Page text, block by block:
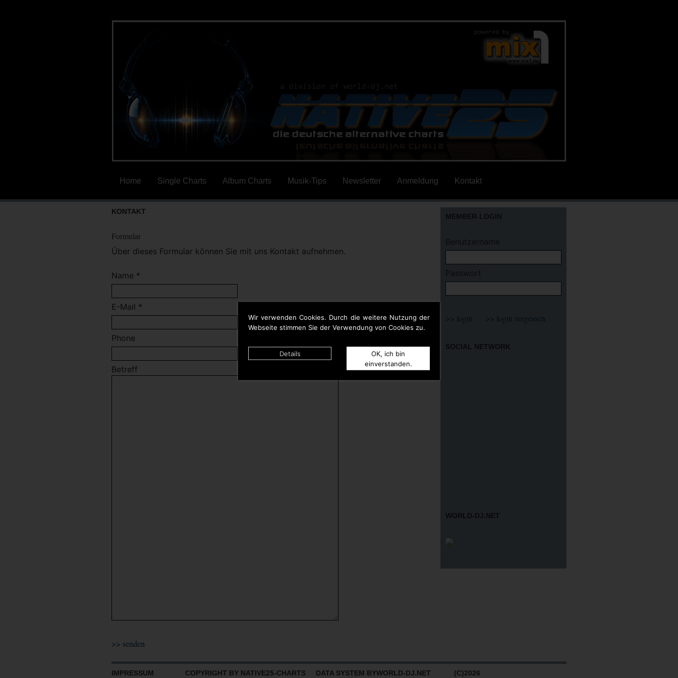
Wir verwenden Cookies. Durch die weitere Nutzung der
Webseite stimmen Sie der Verwendung von Cookies zu.
Details
OK, ich bin
einverstanden.
Home Single Charts Album Charts Musik-Tips Newsletter Anmeldung Kontakt
KONTAKT
Formular
Über dieses Formular können Sie mit uns Kontakt aufnehmen.
Name *
E-Mail *
Phone
Betreff
MEMBER-LOGIN
Benutzername
Passwort
SOCIAL NETWORK
WORLD-DJ.NET
IMPRESSUM COPYRIGHT BY NATIVE25-CHARTS DATA SYSTEM BYWORLD-DJ.NET (C)2026